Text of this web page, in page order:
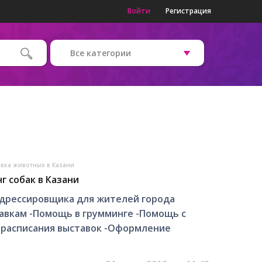
Войти Регистрация
Все категории
животных в Казани
собак в Казани
для жителей города
-Помощь в грумминге -Помощь с
выставок -Оформление